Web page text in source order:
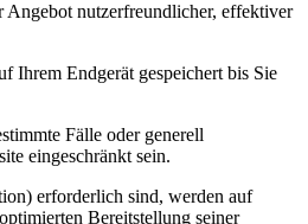
Angebot nutzerfreundlicher, effektiver
Ihrem Endgerät gespeichert bis Sie
Fälle oder generell
eingeschränkt sein.
erforderlich sind, werden auf
Bereitstellung seiner